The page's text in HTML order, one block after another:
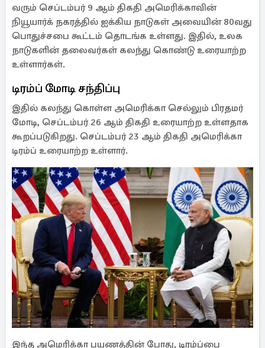
வரும் செப்டம்பர் 9 ஆம் திகதி அமெரிக்காவின்
நியூயார்க் நகரத்தில் ஐக்கிய நாடுகள் அவையின் 80வது
பொதுச்சபை கூட்டம் தொடங்க உள்ளது. இதில், உலக
நாடுகளின் தலைவர்கள் கலந்து கொண்டு உரையாற்ற
உள்ளார்கள்.
டிரம்ப் மோடி சந்திப்பு
இதில் கலந்து கொள்ள அமெரிக்கா செல்லும் பிரதமர்
மோடி, செப்டம்பர் 26 ஆம் திகதி உரையாற்ற உள்ளதாக
கூறப்படுகிறது. செப்டம்பர் 23 ஆம் திகதி அமெரிக்கா
டிரம்ப் உரையாற்ற உள்ளார்.
இந்த அமெரிக்கா பயணத்தின் போது, டிரம்ப்பை